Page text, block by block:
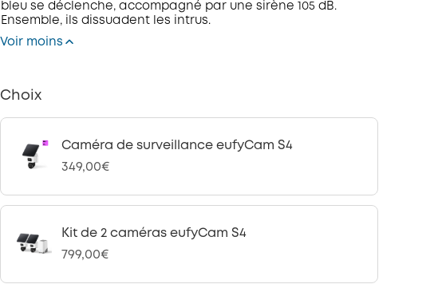
bleu se déclenche, accompagné par une sirène 105 dB.
Ensemble, ils dissuadent les intrus.
Voir moins
Choix
Caméra de surveillance eufyCam S4
349,00€
Kit de 2 caméras eufyCam S4
799,00€